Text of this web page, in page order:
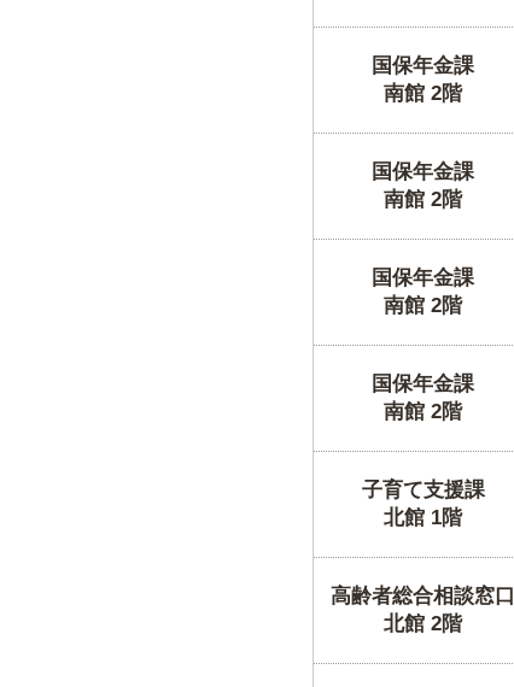
国保年金課
南館 2階
国保年金課
南館 2階
国保年金課
南館 2階
国保年金課
南館 2階
子育て支援課
北館 1階
高齢者総合相談窓口
北館 2階